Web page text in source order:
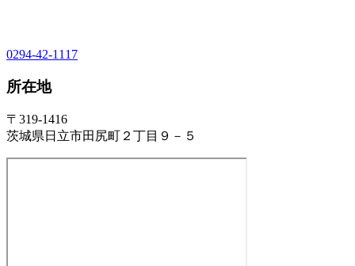
0294-42-1117
所在地
〒319-1416
茨城県日立市田尻町２丁目９－５